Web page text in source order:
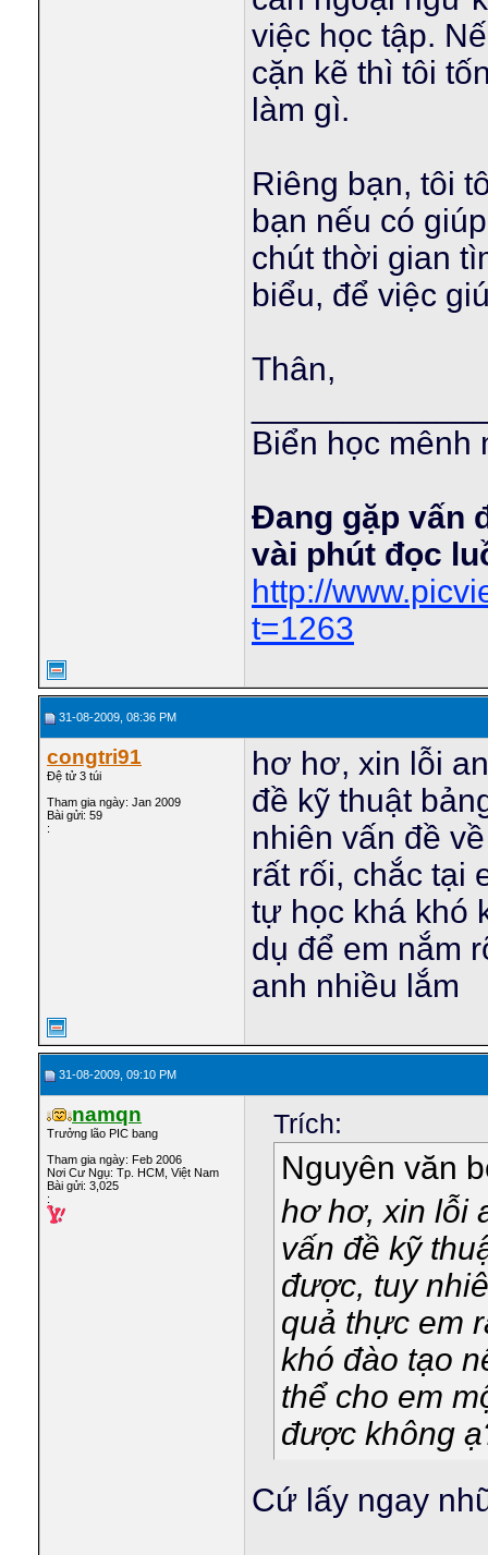
việc học tập.
cặn kẽ thì tôi
làm gì.
Riêng bạn, tôi
bạn nếu có
chút thời gian
biểu, để việc
Thân,
Biển học mênh
Đang gặp vấn
vài phút đọc
http://
t=1263
31-08-2009, 08:36 PM
congtri91
Đệ tử 3 túi
Tham gia ngày: Jan 2009
Bài gửi: 59
:
hơ hơ, xin lỗi
đề kỹ thuật
nhiên vấn đề
rất rối, chắc tại
tự học khá khó
dụ để em nắm
anh nhiều lắm
31-08-2009, 09:10 PM
namqn
Trưởng lão PIC bang
Tham gia ngày: Feb 2006
Nơi Cư Ngụ: Tp. HCM, Việt Nam
Bài gửi: 3,025
:
Trích:
Nguyên văn
hơ hơ, xin lỗi
vấn đề kỹ
được, tuy
quả thực em
khó đào tạo
thể cho em
được không
Cứ lấy ngay